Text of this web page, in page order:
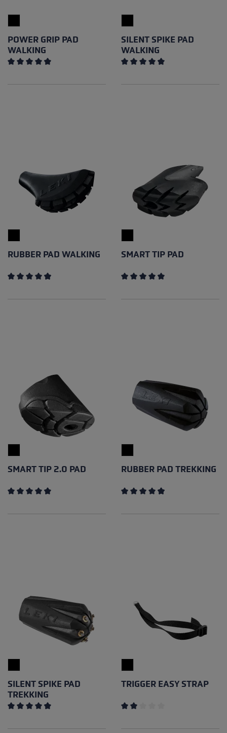
POWER GRIP PAD
WALKING
SILENT SPIKE PAD
WALKING
RUBBER PAD WALKING SMART TIP PAD
SMART TIP 2.0 PAD RUBBER PAD TREKKING
SILENT SPIKE PAD
TREKKING
TRIGGER EASY STRAP